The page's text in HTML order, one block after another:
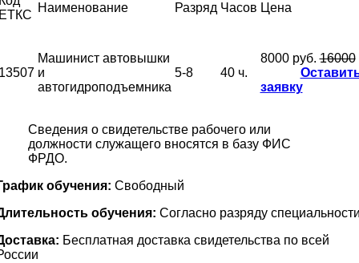
Наименование Разряд Часов Цена
Машинист автовышки
и
автогидроподъемника
5-8 40 ч.
8000 руб.16000
заявку
Сведения о свидетельстве рабочего или
должности служащего вносятся в базу ФИС
ФРДО.
обучения: Свободный
обучения: Согласно разряду
Бесплатная доставка свидетельства по всей